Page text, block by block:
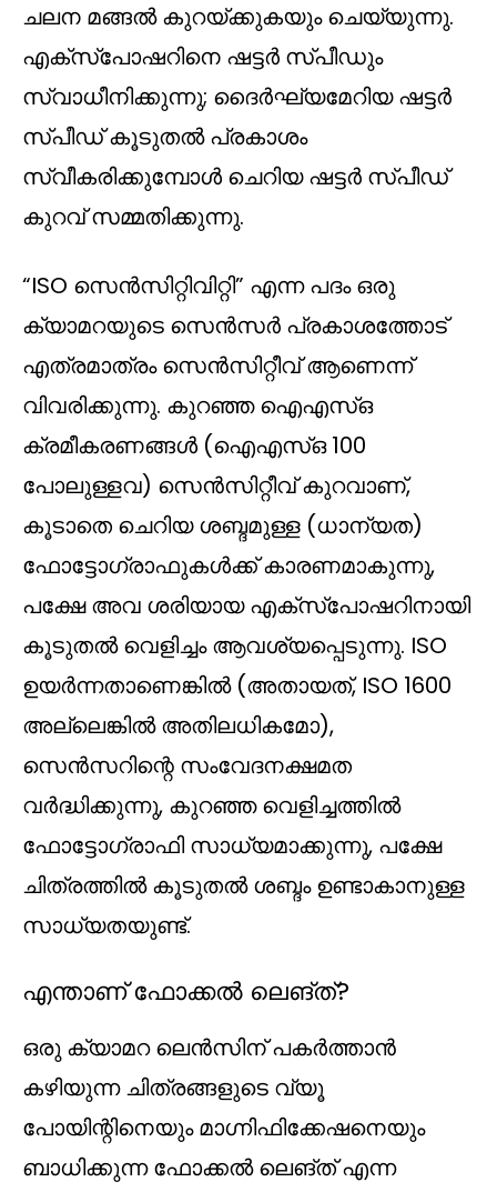
ചലന മങ്ങൽ കുറയ്ക്കുകയും ചെയ്യുന്നു.
എക്സ്പോഷറിനെ ഷട്ടർ സ്പീഡും
സ്വാധീനിക്കുന്നു; ദൈർഘ്യമേറിയ ഷട്ടർ
സ്പീഡ് കൂടുതൽ പ്രകാശം
സ്വീകരിക്കുമ്പോൾ ചെറിയ ഷട്ടർ സ്പീഡ്
കുറവ് സമ്മതിക്കുന്നു.
“ISO സെൻസിറ്റിവിറ്റി” എന്ന പദം ഒരു
ക്യാമറയുടെ സെൻസർ പ്രകാശത്തോട്
എത്രമാത്രം സെൻസിറ്റീവ് ആണെന്ന്
വിവരിക്കുന്നു. കുറഞ്ഞ ഐഎസ്ഒ
ക്രമീകരണങ്ങൾ (ഐഎസ്ഒ 100
പോലുള്ളവ) സെൻസിറ്റീവ് കുറവാണ്,
കൂടാതെ ചെറിയ ശബ്ദമുള്ള (ധാന്യത)
ഫോട്ടോഗ്രാഫുകൾക്ക് കാരണമാകുന്നു,
പക്ഷേ അവ ശരിയായ എക്സ്പോഷറിനായി
കൂടുതൽ വെളിച്ചം ആവശ്യപ്പെടുന്നു. ISO
ഉയർന്നതാണെങ്കിൽ (അതായത്, ISO 1600
അല്ലെങ്കിൽ അതിലധികമോ),
സെൻസറിന്റെ സംവേദനക്ഷമത
വർദ്ധിക്കുന്നു, കുറഞ്ഞ വെളിച്ചത്തിൽ
ഫോട്ടോഗ്രാഫി സാധ്യമാക്കുന്നു, പക്ഷേ
ചിത്രത്തിൽ കൂടുതൽ ശബ്ദം ഉണ്ടാകാനുള്ള
സാധ്യതയുണ്ട്.
എന്താണ് ഫോക്കൽ ലെങ്ത്?
ഒരു ക്യാമറ ലെൻസിന് പകർത്താൻ
കഴിയുന്ന ചിത്രങ്ങളുടെ വ്യൂ
പോയിന്റിനെയും മാഗ്നിഫിക്കേഷനെയും
ബാധിക്കുന്ന ഫോക്കൽ ലെങ്ത് എന്ന